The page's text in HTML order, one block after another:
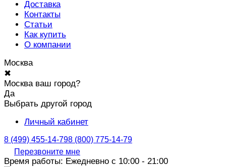
Доставка
Контакты
Статьи
Как купить
О компании
Москва
✖
Москва ваш город?
Да
Выбрать другой город
Личный кабинет
8 (499) 455-14-798 (800) 775-14-79
Перезвоните мне
Время работы: Ежедневно с 10:00 - 21:00